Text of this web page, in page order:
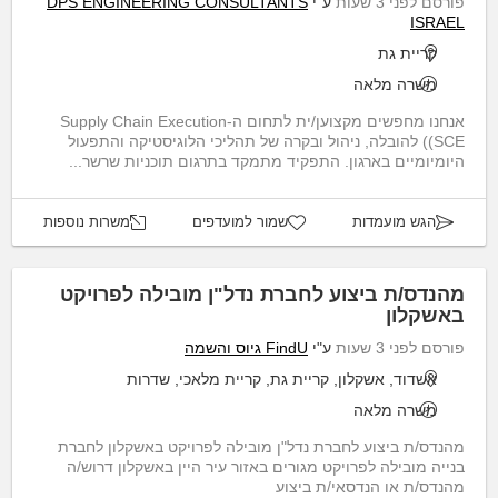
ISRAEL
קריית גת
משרה מלאה
אנחנו מחפשים מקצוען/ית לתחום ה-Supply Chain Execution
(SCE) להובלה, ניהול ובקרה של תהליכי הלוגיסטיקה והתפעול
היומיומיים בארגון. התפקיד מתמקד בתרגום תוכניות שרשר...
הגש מועמדות שמור למועדפים משרות נוספות
מהנדס/ת ביצוע לחברת נדל"ן מובילה לפרויקט
באשקלון
פורסם לפני 3 שעות ע"י FindU גיוס והשמה
אשדוד, אשקלון, קריית גת, קריית מלאכי, שדרות
משרה מלאה
מהנדס/ת ביצוע לחברת נדל"ן מובילה לפרויקט באשקלון לחברת
בנייה מובילה לפרויקט מגורים באזור עיר היין באשקלון דרוש/ה
מהנדס/ת או הנדסאי/ת ביצוע